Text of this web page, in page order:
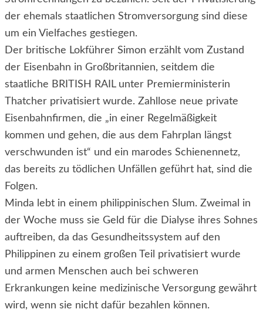
der ehemals staatlichen Stromversorgung sind diese
um ein Vielfaches gestiegen.
Der britische Lokführer Simon erzählt vom Zustand
der Eisenbahn in Großbritannien, seitdem die
staatliche BRITISH RAIL unter Premierministerin
Thatcher privatisiert wurde. Zahllose neue private
Eisenbahnfirmen, die „in einer Regelmäßigkeit
kommen und gehen, die aus dem Fahrplan längst
verschwunden ist“ und ein marodes Schienennetz,
das bereits zu tödlichen Unfällen geführt hat, sind die
Folgen.
Minda lebt in einem philippinischen Slum. Zweimal in
der Woche muss sie Geld für die Dialyse ihres Sohnes
auftreiben, da das Gesundheitssystem auf den
Philippinen zu einem großen Teil privatisiert wurde
und armen Menschen auch bei schweren
Erkrankungen keine medizinische Versorgung gewährt
wird, wenn sie nicht dafür bezahlen können.